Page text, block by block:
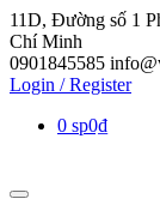
11D, Đường số 1
Chí Minh
0901845585
Login / Register
0 sp0₫